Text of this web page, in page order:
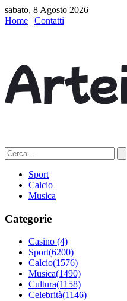
sabato, 8 Agosto 2026
Home | Contatti
Sport
Calcio
Musica
Categorie
Casino (4)
Sport(6200)
Calcio(1576)
Musica(1490)
Cultura(1158)
Celebrità(1146)